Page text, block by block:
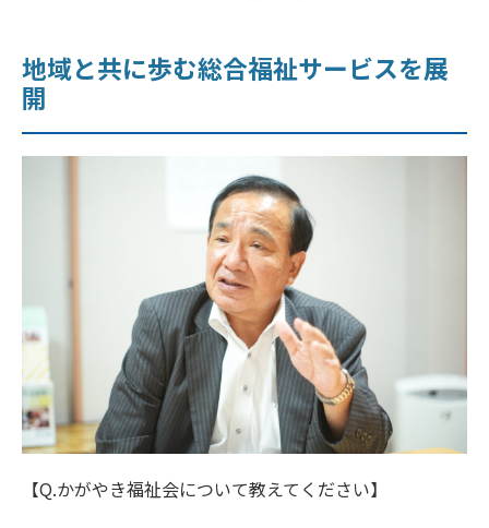
地域と共に歩む総合福祉サービスを展
開
【Q.かがやき福祉会について教えてください】